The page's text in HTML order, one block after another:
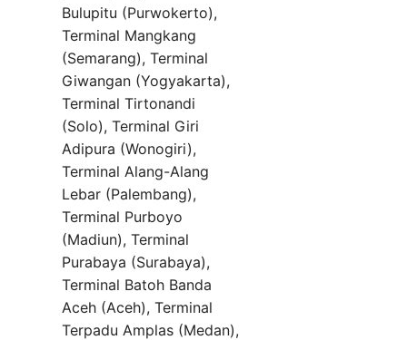
Bulupitu (Purwokerto),
Terminal Mangkang
(Semarang), Terminal
Giwangan (Yogyakarta),
Terminal Tirtonandi
(Solo), Terminal Giri
Adipura (Wonogiri),
Terminal Alang-Alang
Lebar (Palembang),
Terminal Purboyo
(Madiun), Terminal
Purabaya (Surabaya),
Terminal Batoh Banda
Aceh (Aceh), Terminal
Terpadu Amplas (Medan),